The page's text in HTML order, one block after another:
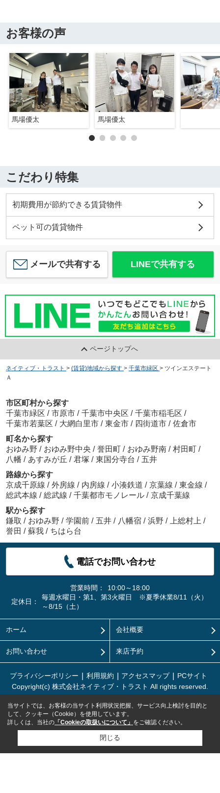
お客様の声
馬場優太 馬場優太
こだわり特集
初期費用が節約できる賃貸物件
ペット可の賃貸物件
メールで共有する LINEで共有する
ページトップへ
ネイティブ・トラスト > (賃貸)地域から探す > 千葉市緑区 > ツインエステート
Ａ
市区町村から探す
千葉市緑区 / 市原市 / 千葉市中央区 / 千葉市稲毛区 /
千葉市若葉区 / 大網白里市 / 東金市 / 四街道市 / 佐倉市
町名から探す
おゆみ野 / おゆみ野中央 / 誉田町 / おゆみ野南 / 村田町 /
八幡 / あすみが丘 / 君塚 / 東国分寺台 / 五井
路線から探す
京成千原線 / 外房線 / 内房線 / 小湊鉄道 / 京葉線 / 東金線 /
総武本線 / 総武線 / 千葉都市モノレール / 京成千葉線
駅から探す
鎌取 / おゆみ野 / 学園前 / 五井 / 八幡宿 / 浜野 / 上総村上 /
誉田 / 蘇我 / ちはら台
電話でお問い合わせ
営業時間：
10:00～18:00
定休日：
毎週水曜日・第1、第3火曜日 ※夏季休業8/11（火）
～8/15（土）
ホーム 会社概要
お問い合わせ 来店予約
プライバシーポリシー 利用規約 アクセスマップ
PCサイト
Copyright(c) 株式会社ネイティブ・トラスト All rights reserved.
当サイトでは、お客様の当サイト利用状況把握、サービス向上検討を目的と
して、クッキー（Cookie）を使用しています。
詳しくは、当社の 「Cookieの取扱いについて」 をご確認ください。
閉じる